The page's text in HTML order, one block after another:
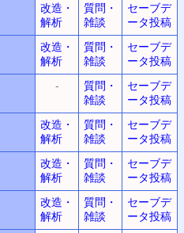
改造・
解析
質問・
雑談
セーブデ
ータ投稿
改造・
解析
質問・
雑談
セーブデ
ータ投稿
-
質問・
雑談
セーブデ
ータ投稿
改造・
解析
質問・
雑談
セーブデ
ータ投稿
改造・
解析
質問・
雑談
セーブデ
ータ投稿
改造・
解析
質問・
雑談
セーブデ
ータ投稿